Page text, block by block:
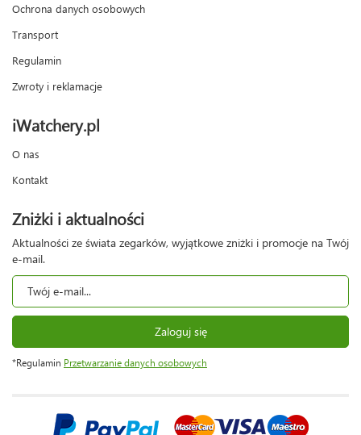
Ochrona danych osobowych
Transport
Regulamin
Zwroty i reklamacje
iWatchery.pl
O nas
Kontakt
Zniżki i aktualności
Aktualności ze świata zegarków, wyjątkowe zniżki i promocje na Twój
e-mail.
Zaloguj się
*Regulamin Przetwarzanie danych osobowych